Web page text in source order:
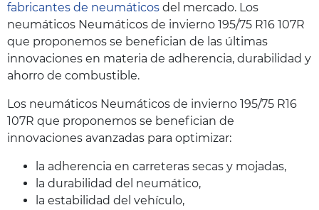
fabricantes de neumáticos del mercado. Los
neumáticos Neumáticos de invierno 195/75 R16 107R
que proponemos se benefician de las últimas
innovaciones en materia de adherencia, durabilidad y
ahorro de combustible.
Los neumáticos Neumáticos de invierno 195/75 R16
107R que proponemos se benefician de
innovaciones avanzadas para optimizar:
la adherencia en carreteras secas y mojadas,
la durabilidad del neumático,
la estabilidad del vehículo,